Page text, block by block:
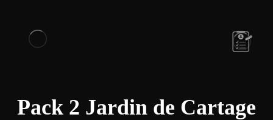
Pack 2 Jardin de Cartage